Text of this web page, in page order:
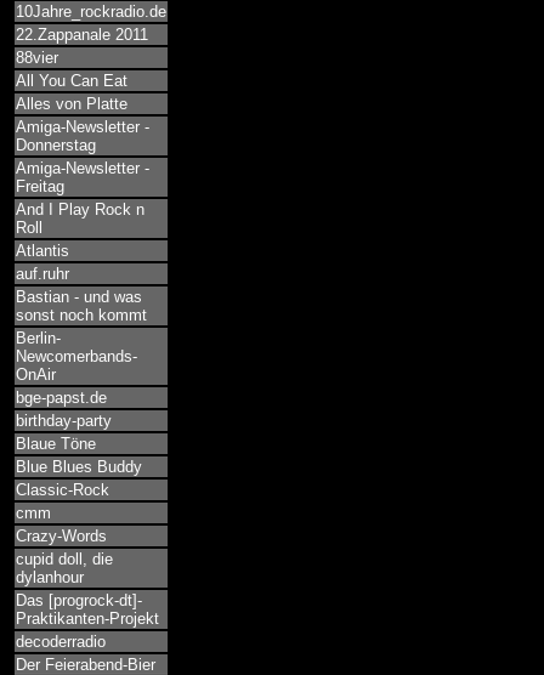
10Jahre_rockradio.de
22.Zappanale 2011
88vier
All You Can Eat
Alles von Platte
Amiga-Newsletter -
Donnerstag
Amiga-Newsletter -
Freitag
And I Play Rock n
Roll
Atlantis
auf.ruhr
Bastian - und was
sonst noch kommt
Berlin-
Newcomerbands-
OnAir
bge-papst.de
birthday-party
Blaue Töne
Blue Blues Buddy
Classic-Rock
cmm
Crazy-Words
cupid doll, die
dylanhour
Das [progrock-dt]-
Praktikanten-Projekt
decoderradio
Der Feierabend-Bier